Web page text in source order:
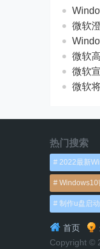
微软
微软
微软
微软
热门搜索
2022最新
Windows10
制作u盘启
首页
Copyright ©